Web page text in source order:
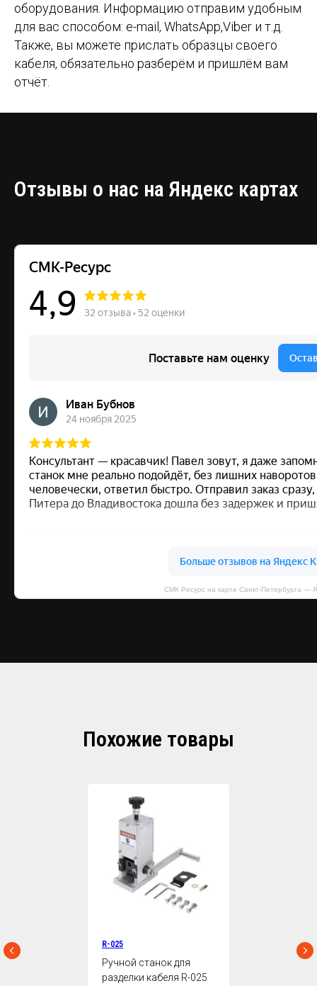
оборудования. Информацию отправим удобным
для вас способом: e-mail, WhatsApp,Viber и т.д.
Также, вы можете прислать образцы своего
кабеля, обязательно разберём и пришлём вам
отчёт.
Отзывы о нас на Яндекс картах
СМК Ресурс на карте Санкт‑Петербурга —
Похожие товары
R-025
Ручной станок для
разделки кабеля R-025